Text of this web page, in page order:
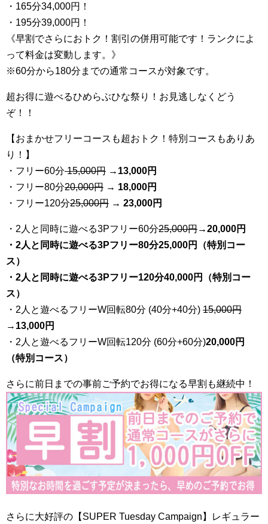
・165分34,000円！
・195分39,000円！
《早割でさらにおトク！割引の併用可能です！ランクによ
って料金は変動します。》
※60分から180分までの通常コースが対象です。
超お得に遊べるひめらぶひな祭り！お見逃しなくどう
ぞ！！
【おまかせフリーコースも超おトク！特別コースもありあ
り！】
・フリー60分15,000円 → 13,000円
・フリー80分20,000円 → 18,000円
・フリー120分25,000円 → 23,000円
・2人と同時に遊べる3Pフリー60分25,000円→20,000円
・2人と同時に遊べる3Pフリー80分25,000円（特別コー
ス）
・2人と同時に遊べる3Pフリー120分40,000円（特別コー
ス）
・2人と遊べるフリーW回転80分 (40分+40分) 15,000円
→ 13,000円
・2人と遊べるフリーW回転120分 (60分+60分)20,000円
（特別コース）
さらに前日までの事前ご予約でお得になる早割も継続中！
さらに大好評の【SUPER Tuesday Campaign】レギュラー